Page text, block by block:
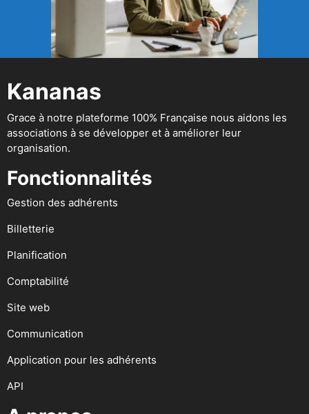
Kananas
Grace à notre plateforme 100% Française nous aidons les
associations à se développer et à améliorer leur
organisation.
Fonctionnalités
Gestion des adhérents
Billetterie
Planification
Comptabilité
Site web
Communication
Application pour les adhérents
API